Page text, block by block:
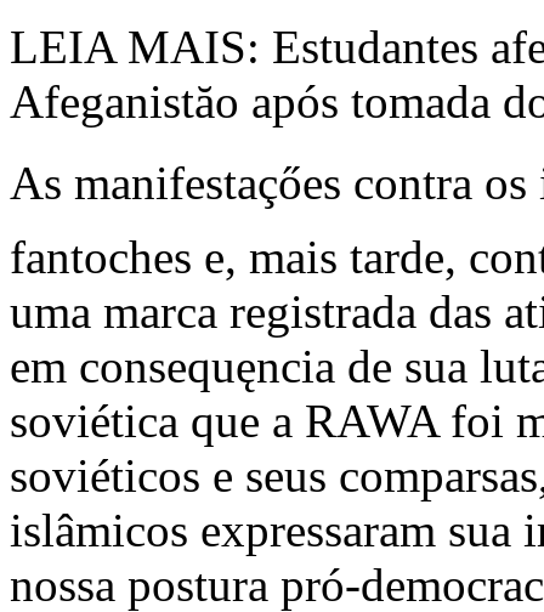
LEIA MAIS: Estudantes
Afeganistăo após tomada
As manifestaçőes contra
fantoches e, mais tarde,
uma marca registrada das
em consequęncia de sua
soviética que a RAWA foi
soviéticos e seus
islâmicos expressaram sua
nossa postura pró-